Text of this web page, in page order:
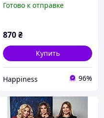
Готово к отправке
870₴
Купить
Happiness 96%